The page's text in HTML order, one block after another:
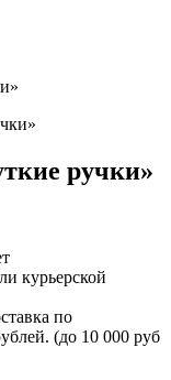
ручки»
курьерской
по
(до 10 000 руб